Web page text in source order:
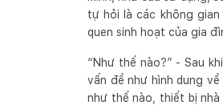
tự hỏi là các không
quen sinh hoạt của gia
“Như thế nào?” - Sau
vấn đề như hình dung
như thế nào, thiết bị nhà